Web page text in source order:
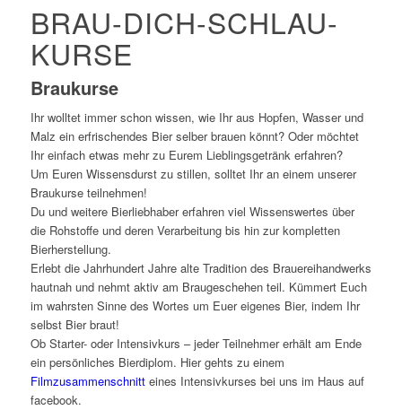
BRAU-DICH-SCHLAU-
KURSE
Braukurse
Ihr wolltet immer schon wissen, wie Ihr aus Hopfen, Wasser und
Malz ein erfrischendes Bier selber brauen könnt? Oder möchtet
Ihr einfach etwas mehr zu Eurem Lieblingsgetränk erfahren?
Um Euren Wissensdurst zu stillen, solltet Ihr an einem unserer
Braukurse teilnehmen!
Du und weitere Bierliebhaber erfahren viel Wissenswertes über
die Rohstoffe und deren Verarbeitung bis hin zur kompletten
Bierherstellung.
Erlebt die Jahrhundert Jahre alte Tradition des Brauereihandwerks
hautnah und nehmt aktiv am Braugeschehen teil. Kümmert Euch
im wahrsten Sinne des Wortes um Euer eigenes Bier, indem Ihr
selbst Bier braut!
Ob Starter- oder Intensivkurs – jeder Teilnehmer erhält am Ende
ein persönliches Bierdiplom. Hier gehts zu einem
Filmzusammenschnitteines Intensivkurses bei uns im Haus auf
facebook.